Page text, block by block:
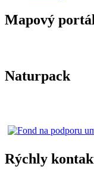
Mapový
Naturpack
Rýchly